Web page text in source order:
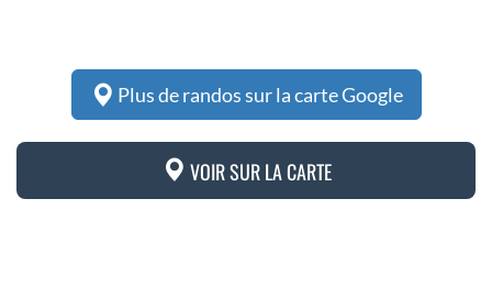
Plus de randos sur la carte Google
VOIR SUR LA CARTE